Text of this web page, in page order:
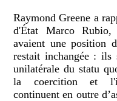
Raymond Greene a
d'État Marco Rubio,
avaient une position
restait inchangée : ils
unilatérale du statu
la coercition et
continuent en outre